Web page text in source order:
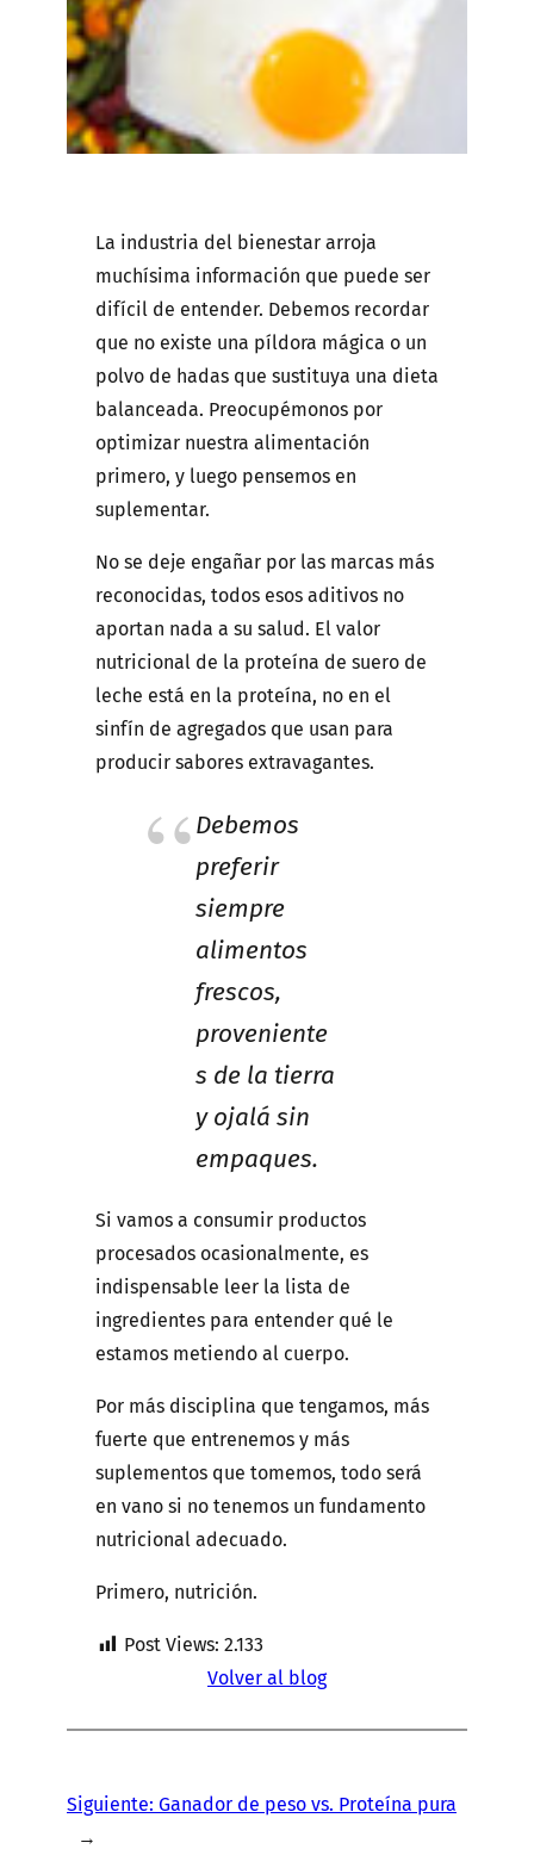
La industria del bienestar arroja
muchísima información que puede ser
difícil de entender. Debemos recordar
que no existe una píldora mágica o un
polvo de hadas que sustituya una dieta
balanceada. Preocupémonos por
optimizar nuestra alimentación
primero, y luego pensemos en
suplementar.
No se deje engañar por las marcas más
reconocidas, todos esos aditivos no
aportan nada a su salud. El valor
nutricional de la proteína de suero de
leche está en la proteína, no en el
sinfín de agregados que usan para
producir sabores extravagantes.
Debemos
preferir
siempre
alimentos
frescos,
proveniente
s de la tierra
y ojalá sin
empaques.
Si vamos a consumir productos
procesados ocasionalmente, es
indispensable leer la lista de
ingredientes para entender qué le
estamos metiendo al cuerpo.
Por más disciplina que tengamos, más
fuerte que entrenemos y más
suplementos que tomemos, todo será
en vano si no tenemos un fundamento
nutricional adecuado.
Primero, nutrición.
Post Views: 2.133
Volver al blog
Siguiente: Ganador de peso vs. Proteína pura
→